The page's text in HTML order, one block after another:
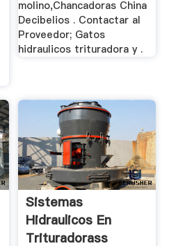
molino,Chancadoras China
Decibelios . Contactar al
Proveedor; Gatos
hidraulicos trituradora y .
Sistemas
Hidraulicos En
Trituradorass